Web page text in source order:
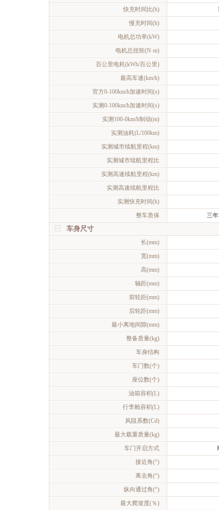
快充时间比(h)
慢充时间(h)
电机总功率(kW)
电机总扭矩(N·m)
百公里电耗(kWh/百公里)
最高车速(km/h)
官方0-100km/h加速时间(s)
实测0-100km/h加速时间(s)
实测100-0km/h制动(m)
实测油耗(L/100km)
实测城市续航里程(km)
实测城市续航里程比
实测高速续航里程(km)
实测高速续航里程比
实测快充时间(h)
整车质保
三
车身尺寸
长(mm)
宽(mm)
高(mm)
轴距(mm)
前轮距(mm)
后轮距(mm)
最小离地间隙(mm)
整备质量(kg)
车身结构
车门数(个)
座位数(个)
油箱容积(L)
行李舱容积(L)
风阻系数(Cd)
最大载重质量(kg)
车门开启方式
接近角(°)
离去角(°)
纵向通过角(°)
最大爬坡度(％)